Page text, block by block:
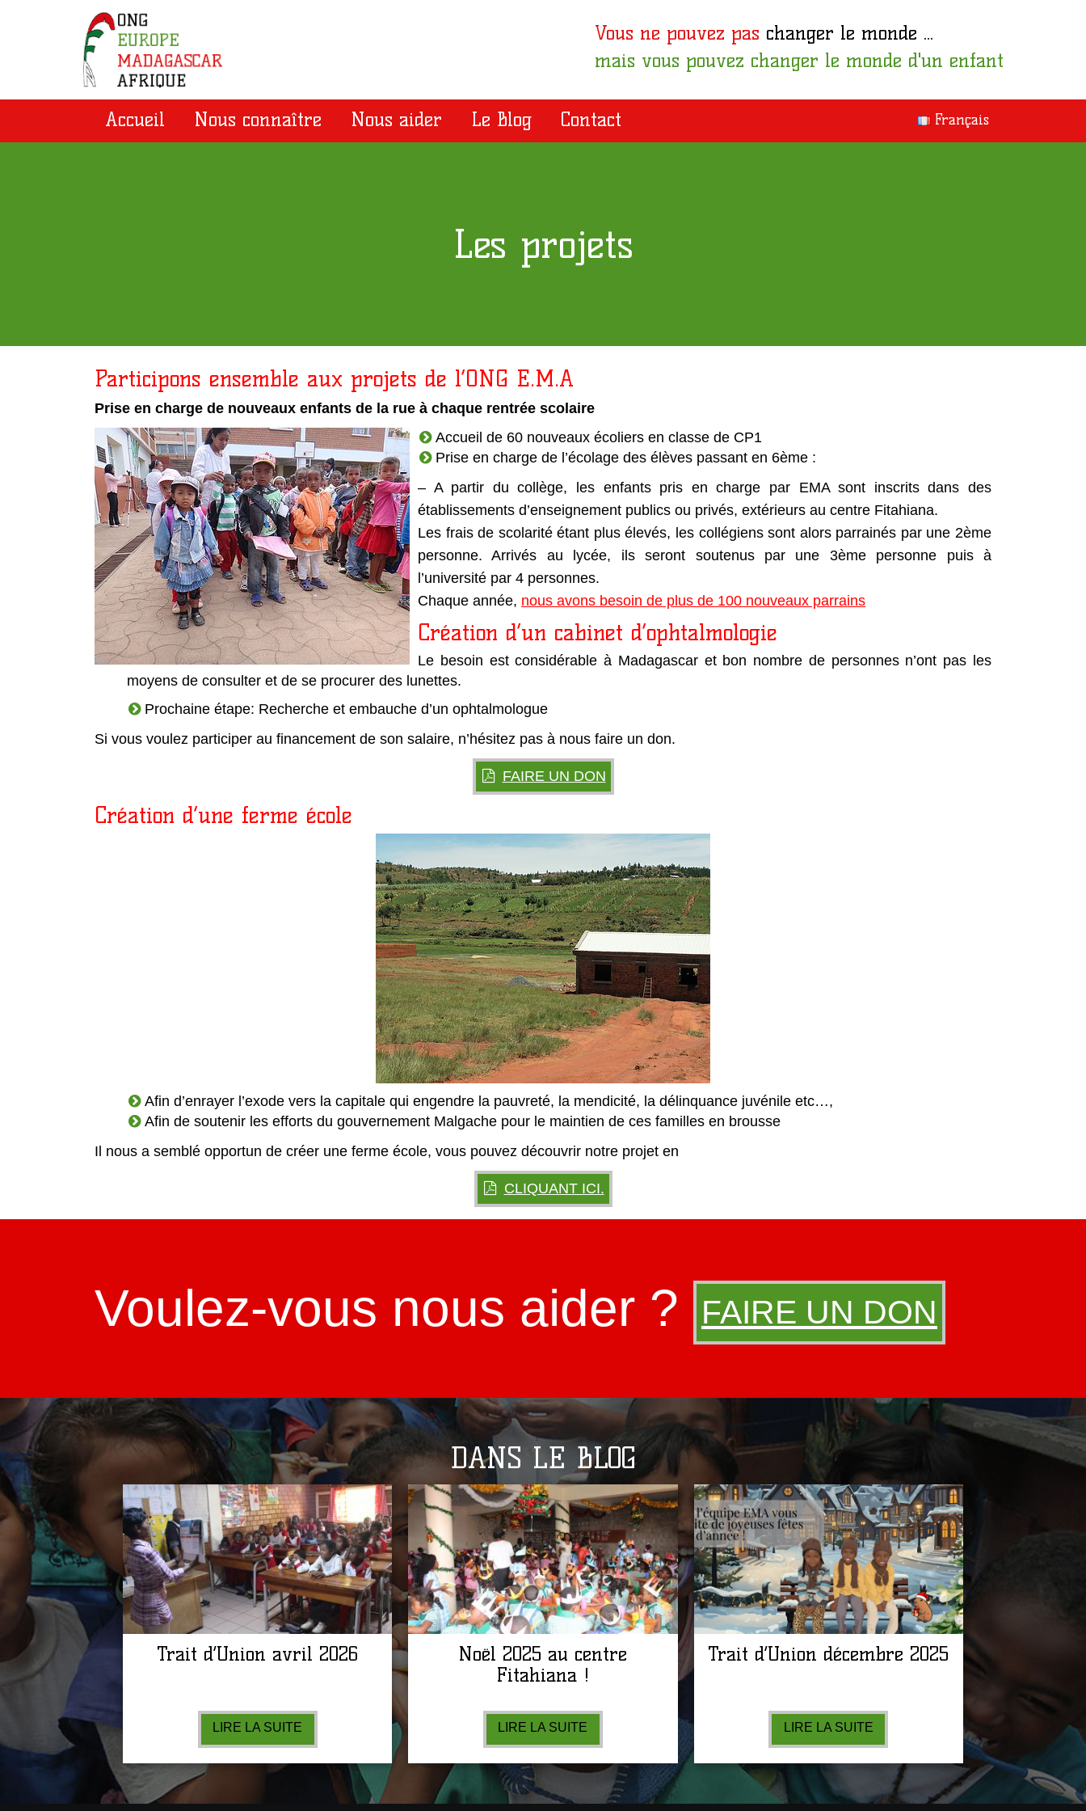
Vous ne pouvez pas changer le monde ...
mais vous pouvez changer le monde d'un enfant
Accueil Nous connaître Nous aider Le Blog Contact Français
Les projets
Participons ensemble aux projets de l’ONG E.M.A
Prise en charge de nouveaux enfants de la rue à chaque rentrée scolaire
Accueil de 60 nouveaux écoliers en classe de CP1
Prise en charge de l’écolage des élèves passant en 6ème :
– A partir du collège, les enfants pris en charge par EMA sont inscrits dans des
établissements d’enseignement publics ou privés, extérieurs au centre Fitahiana.
Les frais de scolarité étant plus élevés, les collégiens sont alors parrainés par une 2ème
personne. Arrivés au lycée, ils seront soutenus par une 3ème personne puis à
l’université par 4 personnes.
Chaque année, nous avons besoin de plus de 100 nouveaux parrains
Création d’un cabinet d’ophtalmologie
Le besoin est considérable à Madagascar et bon nombre de personnes n’ont pas les
moyens de consulter et de se procurer des lunettes.
Prochaine étape: Recherche et embauche d’un ophtalmologue
Si vous voulez participer au financement de son salaire, n’hésitez pas à nous faire un don.
FAIRE UN DON
Création d’une ferme école
Afin d’enrayer l’exode vers la capitale qui engendre la pauvreté, la mendicité, la délinquance juvénile etc…,
Afin de soutenir les efforts du gouvernement Malgache pour le maintien de ces familles en brousse
Il nous a semblé opportun de créer une ferme école, vous pouvez découvrir notre projet en
CLIQUANT ICI.
Voulez-vous nous aider ? FAIRE UN DON
DANS LE BLOG
Trait d’Union avril 2026
LIRE LA SUITE
Noël 2025 au centre
Fitahiana !
LIRE LA SUITE
Trait d’Union décembre 2025
LIRE LA SUITE